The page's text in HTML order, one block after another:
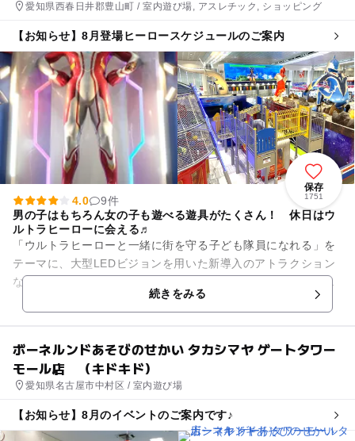
愛知県西春日井郡豊山町 / 室内遊び場, アスレチック, ショッピング
【お知らせ】8月登場ヒーロースケジュールのご案内
保存
1751
4.0
9件
男の子はもちろん女の子も遊べる遊具がたくさん！ 休日はウ
ルトラヒーローに会える♬
「ウルトラヒーローと一緒に街を守る子ども隊員になれる」を
テーマに、大型LEDビジョンを用いた新導入のアトラクション
など、ウルトラマンと一緒に架空の基地で街を守る訓練あそび
を楽しむことができます。...続きをみる
ボーネルンドあそびのせかい タカシマヤ ゲートタワー
モール店 （キドキド）
愛知県名古屋市中村区 / 室内遊び場
【お知らせ】8月のイベントのご案内です♪